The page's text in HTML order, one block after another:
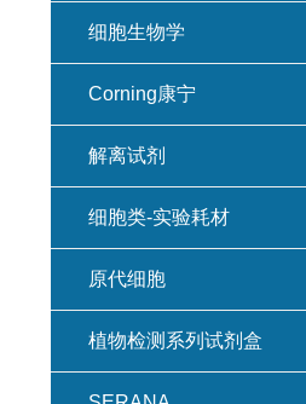
细胞生物学
Corning康宁
解离试剂
细胞类-实验耗材
原代细胞
植物检测系列试剂盒